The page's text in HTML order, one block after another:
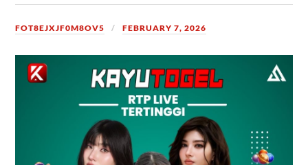
FOT8EJXJF0M8OV5 FEBRUARY 7, 2026